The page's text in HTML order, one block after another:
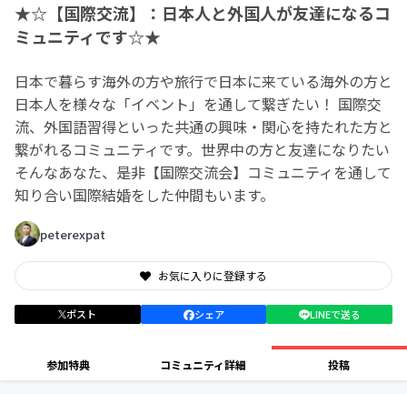
★☆【国際交流】：日本人と外国人が友達になるコ
ミュニティです☆★
日本で暮らす海外の方や旅行で日本に来ている海外の方と
日本人を様々な「イベント」を通して繋ぎたい！ 国際交
流、外国語習得といった共通の興味・関心を持たれた方と
繋がれるコミュニティです。世界中の方と友達になりたい
そんなあなた、是非【国際交流会】コミュニティを通して
知り合い国際結婚をした仲間もいます。
peterexpat
お気に入りに登録する
ポスト シェア LINEで送る
参加特典 コミュニティ詳細 投稿